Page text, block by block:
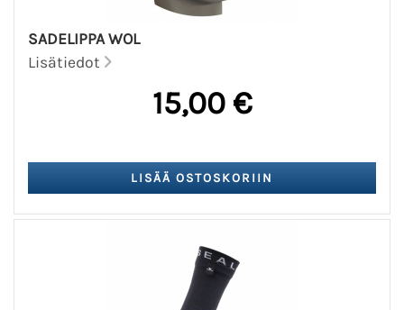
SADELIPPA WOL
Lisätiedot
15,00 €